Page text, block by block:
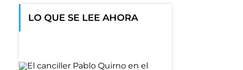
LO QUE SE LEE AHORA